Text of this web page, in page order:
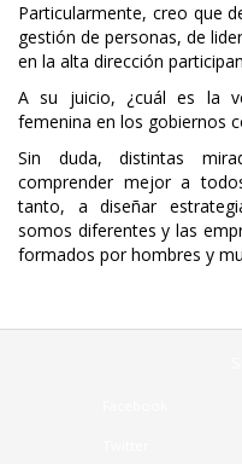
Particularmente, creo que
gestión de personas, de
en la alta dirección
A su juicio, ¿cuál es la
femenina en los gobiernos
Sin duda, distintas
comprender mejor a
tanto, a diseñar
somos diferentes y las
formados por hombres y